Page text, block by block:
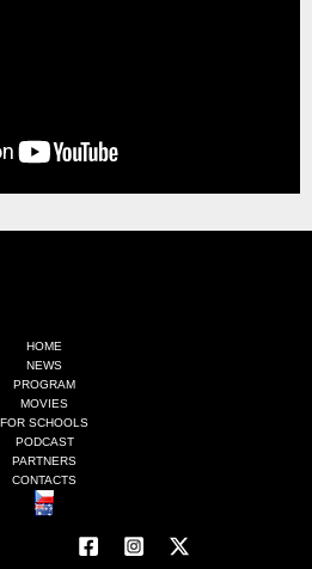
HOME
NEWS
PROGRAM
MOVIES
FOR SCHOOLS
PODCAST
PARTNERS
CONTACTS